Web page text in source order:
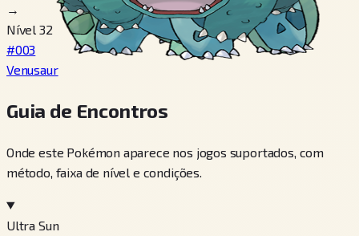
→
Nível 32
#003
Venusaur
Guia de Encontros
Onde este Pokémon aparece nos jogos suportados, com
método, faixa de nível e condições.
Ultra Sun